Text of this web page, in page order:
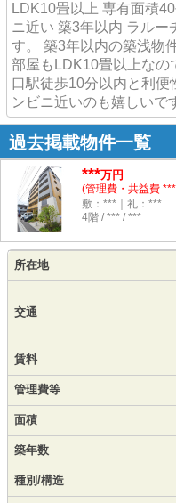
LDK10畳以上 専有面積
ニ近い 築3年以内 ラルー
す。 築3年以内の築浅物
部屋もLDK10畳以上なの
口駅徒歩10分以内と利便
ンビニ近いのも嬉しいで
過去掲載物件一覧
***万円
(管理費・共益費
敷：***｜礼：***
4階 / *** / ***
所在地
交通
賃料
管理費等
面積
築年数
種別/構造